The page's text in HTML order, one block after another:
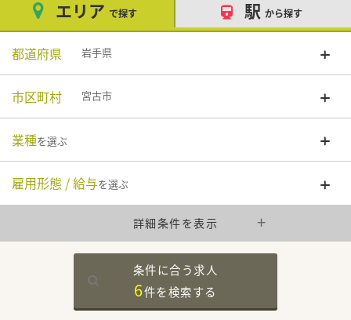
エリア で探す 駅 から探す
都道府県 岩手県
市区町村 宮古市
業種を選ぶ
雇用形態 / 給与を選ぶ
詳細条件を表示
条件に合う求人
6件を検索する